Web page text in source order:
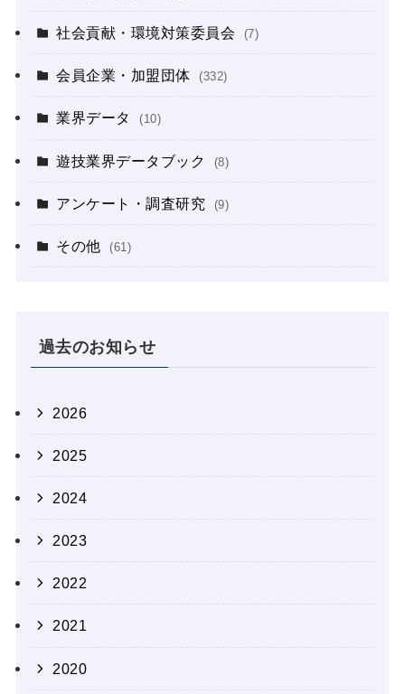
社会貢献・環境対策委員会 (7)
会員企業・加盟団体 (332)
業界データ (10)
遊技業界データブック (8)
アンケート・調査研究 (9)
その他 (61)
過去のお知らせ
2026
2025
2024
2023
2022
2021
2020